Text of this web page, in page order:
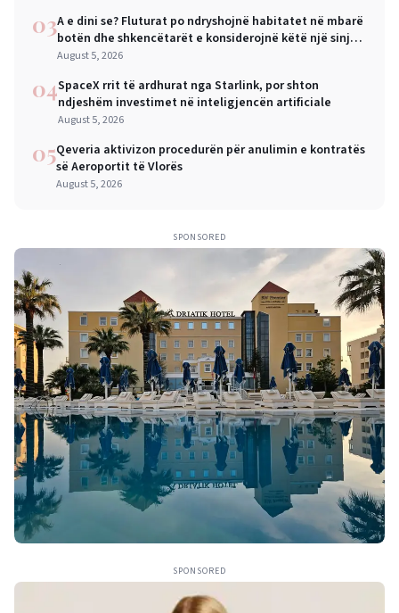
03A e dini se? Fluturat po ndryshojnë habitatet në mbarë
botën dhe shkencëtarët e konsiderojnë këtë një sinjal
alarmi
August 5, 2026
04SpaceX rrit të ardhurat nga Starlink, por shton
ndjeshëm investimet në inteligjencën artificiale
August 5, 2026
05Qeveria aktivizon procedurën për anulimin e kontratës
së Aeroportit të Vlorës
August 5, 2026
SPONSORED
SPONSORED